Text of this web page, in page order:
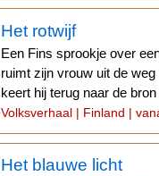
Het rotwijf
Een Fins sprookje over
ruimt zijn vrouw uit de
keert hij terug naar de
Volksverhaal | Finland |
Het blauwe licht